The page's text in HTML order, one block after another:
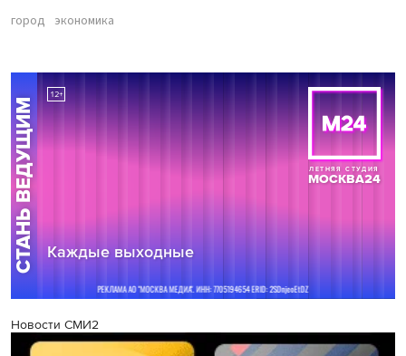
город экономика
Новости СМИ2